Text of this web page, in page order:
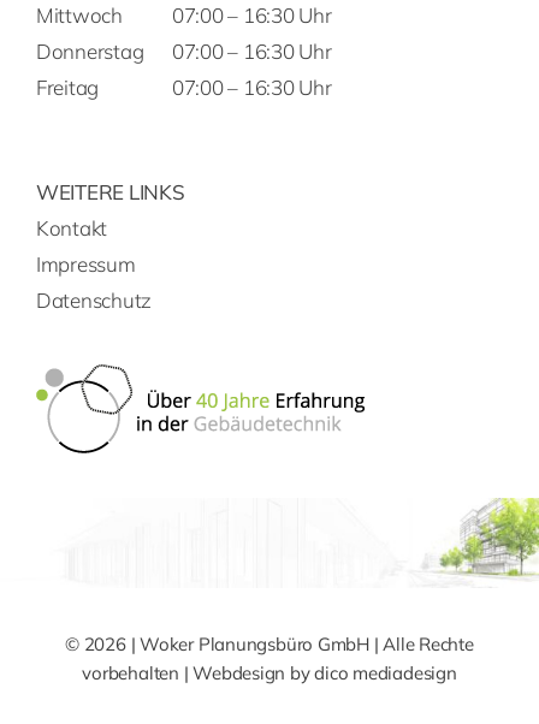
Mittwoch
Donnerstag
Freitag
07:00 – 16:30 Uhr
07:00 – 16:30 Uhr
07:00 – 16:30 Uhr
WEITERE LINKS
Kontakt
Impressum
Datenschutz
© 2026 | Woker Planungsbüro GmbH | Alle Rechte
vorbehalten | Webdesign bydico mediadesign